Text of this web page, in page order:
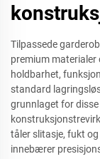
Tilpassede
premium materialer
holdbarhet,
standard
grunnlaget for
tåler slitasje, fukt
innebærer